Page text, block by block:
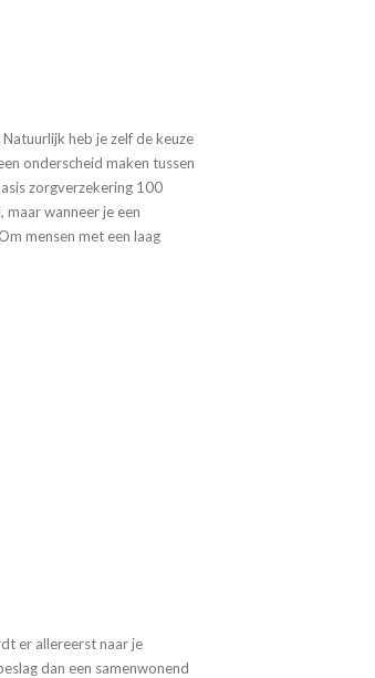
heb je zelf de keuze
onderscheid maken tussen
zorgverzekering 100
wanneer je een
mensen met een laag
er allereerst naar je
dan een samenwonend